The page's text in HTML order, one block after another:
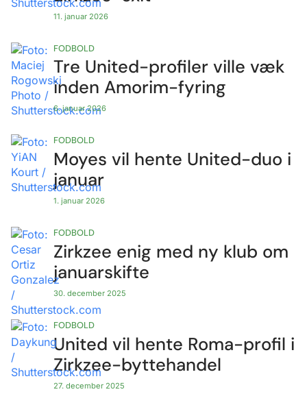
11. januar 2026
Tre United-profiler ville væk
inden Amorim-fyring
6. januar 2026
FODBOLD
Moyes vil hente United-duo i
januar
1. januar 2026
FODBOLD
Zirkzee enig med ny klub om
januarskifte
30. december 2025
FODBOLD
United vil hente Roma-profil i
Zirkzee-byttehandel
27. december 2025
FODBOLD